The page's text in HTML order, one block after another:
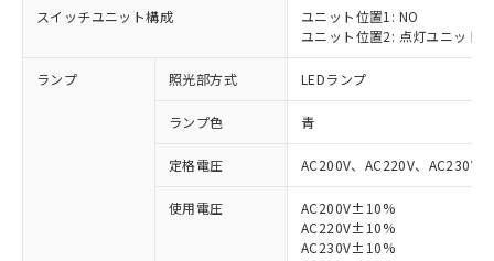
スイッチユニット構成
ユニット位置1: NO
ユニット位置2: 点灯ユニット
ランプ 照光部方式 LEDランプ
ランプ色 青
定格電圧 AC200V、AC220V、AC230V
使用電圧
AC200V±10%
AC220V±10%
AC230V±10%